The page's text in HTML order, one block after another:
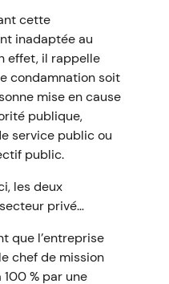
cette
inadaptée au
effet, il rappelle
condamnation soit
mise en cause
publique,
service public ou
public.
les deux
privé…
que l’entreprise
chef de mission
% par une